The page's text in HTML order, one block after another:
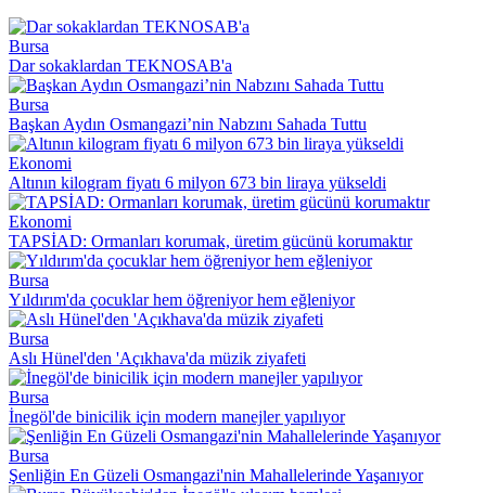
Bursa
Dar sokaklardan TEKNOSAB'a
Bursa
Başkan Aydın Osmangazi’nin Nabzını Sahada Tuttu
Ekonomi
Altının kilogram fiyatı 6 milyon 673 bin liraya yükseldi
Ekonomi
TAPSİAD: Ormanları korumak, üretim gücünü korumaktır
Bursa
Yıldırım'da çocuklar hem öğreniyor hem eğleniyor
Bursa
Aslı Hünel'den 'Açıkhava'da müzik ziyafeti
Bursa
İnegöl'de binicilik için modern manejler yapılıyor
Bursa
Şenliğin En Güzeli Osmangazi'nin Mahallelerinde Yaşanıyor